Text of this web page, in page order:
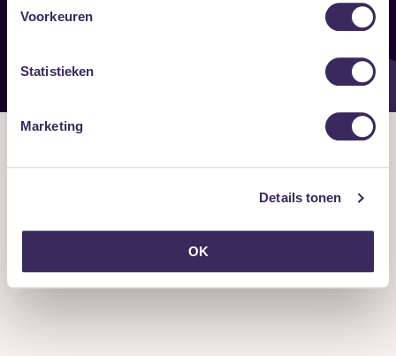
Voorkeuren
Statistieken
Marketing
Details tonen
OK